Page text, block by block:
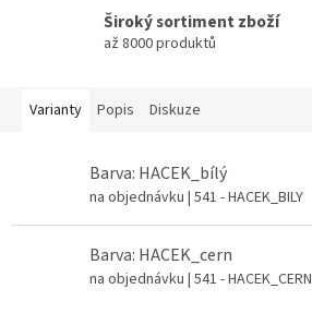
Široký sortiment zboží
až 8000 produktů
Varianty Popis Diskuze
Barva: HACEK_bílý
na objednávku | 541 - HACEK_BILY
Barva: HACEK_cern
na objednávku | 541 - HACEK_CERN